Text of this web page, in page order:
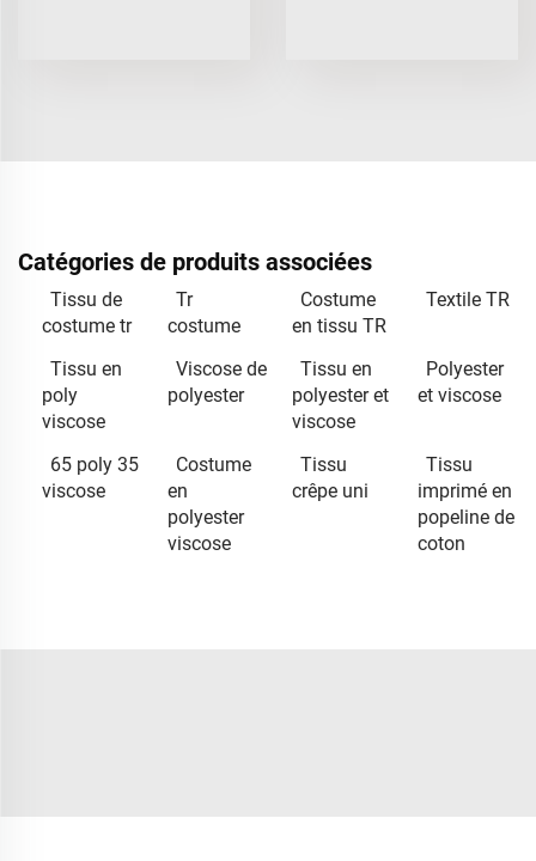
Catégories de produits associées
Tissu de
costume tr
Tr
costume
Costume
en tissu TR
Textile TR
Tissu en
poly
viscose
Viscose de
polyester
Tissu en
polyester et
viscose
Polyester
et viscose
65 poly 35
viscose
Costume
en
polyester
viscose
Tissu
crêpe uni
Tissu
imprimé en
popeline de
coton